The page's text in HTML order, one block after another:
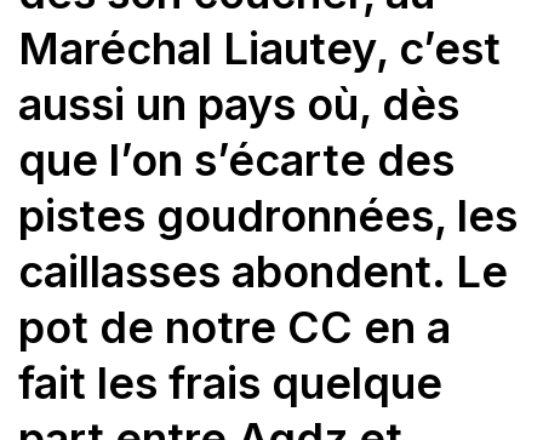
Maréchal Liautey, c’est
aussi un pays où, dès
que l’on s’écarte des
pistes goudronnées, les
caillasses abondent. Le
pot de notre CC en a
fait les frais quelque